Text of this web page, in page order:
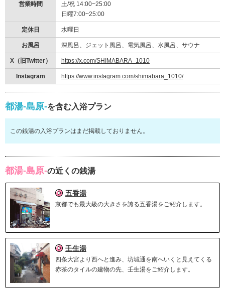
営業時間
土/祝 14:00~25:00
日曜7:00~25:00
定休日 水曜日
お風呂 深風呂、ジェット風呂、電気風呂、水風呂、サウナ
X（旧Twitter） https://x.com/SHIMABARA_1010
Instagram https://www.instagram.com/shimabara_1010/
都湯-島原-を含む入浴プラン
この銭湯の入浴プランはまだ掲載しておりません。
都湯-島原-の近くの銭湯
五香湯
京都でも最大級の大きさを誇る五香湯をご紹介します。
壬生湯
四条大宮より西へと進み、坊城通を南へいくと見えてくる
赤茶のタイルの建物の先、壬生湯をご紹介します。